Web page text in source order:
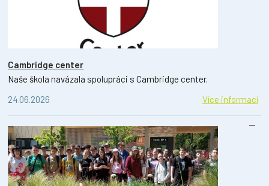
Cambridge center
Naše škola navázala spolupráci s Cambridge center.
24.06.2026
Více informací